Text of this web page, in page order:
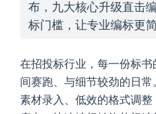
布，九大核心升级直击
标门槛，让专业编标更
在招投标行业，每一份标
间赛跑、与细节较劲的日
素材录入、低效的格式调